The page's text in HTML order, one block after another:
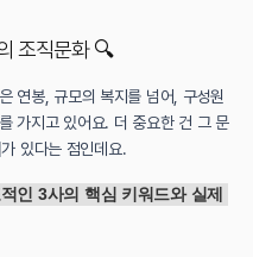
조직문화 🔍
연봉, 규모의 복지를 넘어, 구성원
가지고 있어요. 더 중요한 건 그 문
가 있다는 점인데요.
인 3사의 핵심 키워드와 실제